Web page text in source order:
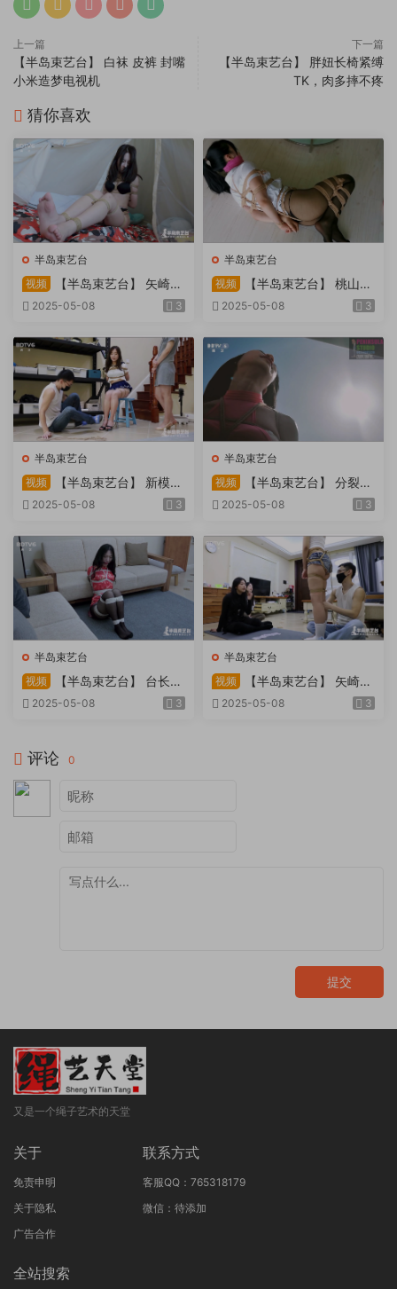
上一篇
【半岛束艺台】 白袜 皮裤 封嘴
小米造梦电视机
下一篇
【半岛束艺台】 胖妞长椅紧缚
TK，肉多摔不疼
猜你喜欢
半岛束艺台
视频
【半岛束艺台】 矢崎
物业为您服务
2025-05-08 3
半岛束艺台
视频
【半岛束艺台】 桃山漫
画改编03 团缚美女超刺激玩
2025-05-08 3
半岛束艺台
视频
【半岛束艺台】 新模奎
因试镜，宛如阿紫再现
2025-05-08 3
半岛束艺台
视频
【半岛束艺台】 分裂的
快感：捆绑检阅式，车顶冷风
天。过路车辆..
2025-05-08 3
半岛束艺台
视频
【半岛束艺台】 台长不
在的时候
2025-05-08 3
半岛束艺台
视频
【半岛束艺台】 矢崎
泽爱 世界上运气最差的女孩
2025-05-08 3
评论 0
提交
又是一个绳子艺术的天堂
关于
免责申明
关于隐私
广告合作
联系方式
客服QQ：765318179
微信：待添加
全站搜索